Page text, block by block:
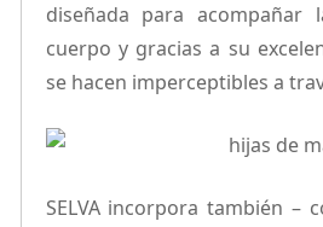
diseñada para
cuerpo y gracias a su
se hacen imperceptibles a
SELVA incorpora también –